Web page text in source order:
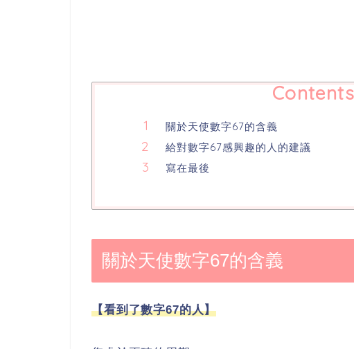
Contents
關於天使數字67的含義
給對數字67感興趣的人的建議
寫在最後
關於天使數字67的含義
【看到了數字67的人】